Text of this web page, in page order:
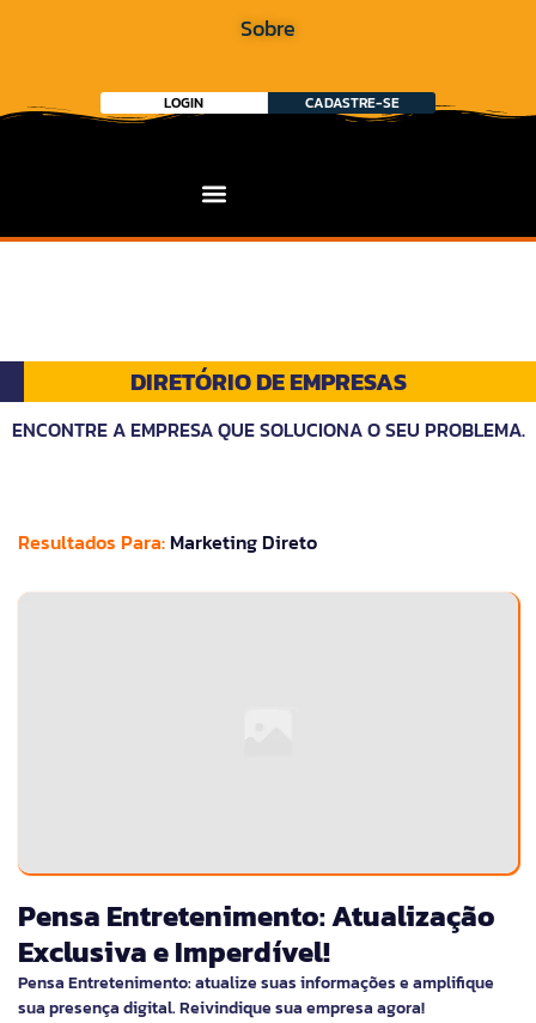
Sobre
LOGIN CADASTRE-SE
DIRETÓRIO DE EMPRESAS
ENCONTRE A EMPRESA QUE SOLUCIONA O SEU PROBLEMA.
Resultados Para: Marketing Direto
Pensa Entretenimento: Atualização
Exclusiva e Imperdível!
Pensa Entretenimento: atualize suas informações e amplifique
sua presença digital. Reivindique sua empresa agora!